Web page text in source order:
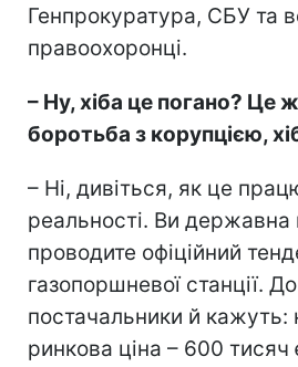
Генпрокуратура, СБУ та
правоохоронці.
– Ну, хіба це погано? Це
боротьба з корупцією,
– Ні, дивіться, як це
реальності. Ви державна
проводите офіційний
газопоршневої станції.
постачальники й
ринкова ціна – 600 тисяч